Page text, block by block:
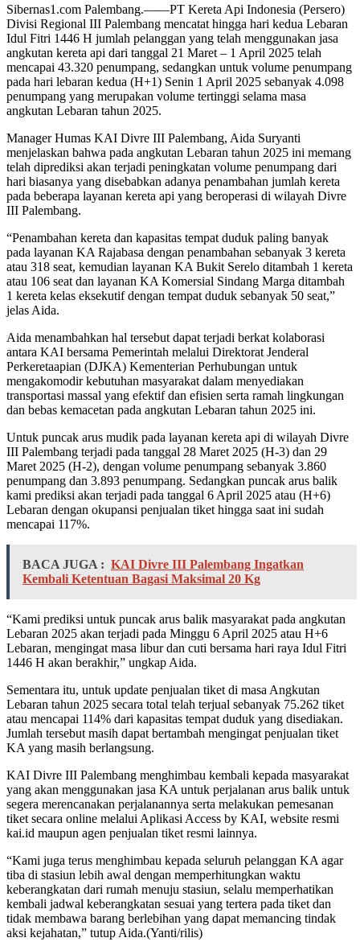
Sibernas1.com Palembang.——PT Kereta Api Indonesia (Persero)
Divisi Regional III Palembang mencatat hingga hari kedua Lebaran
Idul Fitri 1446 H jumlah pelanggan yang telah menggunakan jasa
angkutan kereta api dari tanggal 21 Maret – 1 April 2025 telah
mencapai 43.320 penumpang, sedangkan untuk volume penumpang
pada hari lebaran kedua (H+1) Senin 1 April 2025 sebanyak 4.098
penumpang yang merupakan volume tertinggi selama masa
angkutan Lebaran tahun 2025.
Manager Humas KAI Divre III Palembang, Aida Suryanti
menjelaskan bahwa pada angkutan Lebaran tahun 2025 ini memang
telah diprediksi akan terjadi peningkatan volume penumpang dari
hari biasanya yang disebabkan adanya penambahan jumlah kereta
pada beberapa layanan kereta api yang beroperasi di wilayah Divre
III Palembang.
“Penambahan kereta dan kapasitas tempat duduk paling banyak
pada layanan KA Rajabasa dengan penambahan sebanyak 3 kereta
atau 318 seat, kemudian layanan KA Bukit Serelo ditambah 1 kereta
atau 106 seat dan layanan KA Komersial Sindang Marga ditambah
1 kereta kelas eksekutif dengan tempat duduk sebanyak 50 seat,”
jelas Aida.
Aida menambahkan hal tersebut dapat terjadi berkat kolaborasi
antara KAI bersama Pemerintah melalui Direktorat Jenderal
Perkeretaapian (DJKA) Kementerian Perhubungan untuk
mengakomodir kebutuhan masyarakat dalam menyediakan
transportasi massal yang efektif dan efisien serta ramah lingkungan
dan bebas kemacetan pada angkutan Lebaran tahun 2025 ini.
Untuk puncak arus mudik pada layanan kereta api di wilayah Divre
III Palembang terjadi pada tanggal 28 Maret 2025 (H-3) dan 29
Maret 2025 (H-2), dengan volume penumpang sebanyak 3.860
penumpang dan 3.893 penumpang. Sedangkan puncak arus balik
kami prediksi akan terjadi pada tanggal 6 April 2025 atau (H+6)
Lebaran dengan okupansi penjualan tiket hingga saat ini sudah
mencapai 117%.
BACA JUGA : KAI Divre III Palembang Ingatkan
Kembali Ketentuan Bagasi Maksimal 20 Kg
“Kami prediksi untuk puncak arus balik masyarakat pada angkutan
Lebaran 2025 akan terjadi pada Minggu 6 April 2025 atau H+6
Lebaran, mengingat masa libur dan cuti bersama hari raya Idul Fitri
1446 H akan berakhir,” ungkap Aida.
Sementara itu, untuk update penjualan tiket di masa Angkutan
Lebaran tahun 2025 secara total telah terjual sebanyak 75.262 tiket
atau mencapai 114% dari kapasitas tempat duduk yang disediakan.
Jumlah tersebut masih dapat bertambah mengingat penjualan tiket
KA yang masih berlangsung.
KAI Divre III Palembang menghimbau kembali kepada masyarakat
yang akan menggunakan jasa KA untuk perjalanan arus balik untuk
segera merencanakan perjalanannya serta melakukan pemesanan
tiket secara online melalui Aplikasi Access by KAI, website resmi
kai.id maupun agen penjualan tiket resmi lainnya.
“Kami juga terus menghimbau kepada seluruh pelanggan KA agar
tiba di stasiun lebih awal dengan memperhitungkan waktu
keberangkatan dari rumah menuju stasiun, selalu memperhatikan
kembali jadwal keberangkatan sesuai yang tertera pada tiket dan
tidak membawa barang berlebihan yang dapat memancing tindak
aksi kejahatan,” tutup Aida.(Yanti/rilis)